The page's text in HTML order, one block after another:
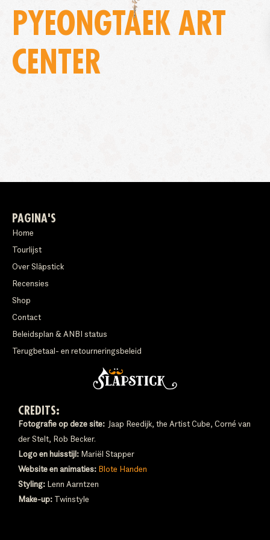
PYEONGTAEK ART
CENTER
PAGINA'S
Home
Tourlijst
Over Släpstick
Recensies
Shop
Contact
Beleidsplan & ANBI status
Terugbetaal- en retourneringsbeleid
CREDITS:
Fotografie op deze site: Jaap Reedijk, the Artist Cube, Corné van
der Stelt, Rob Becker.
Logo en huisstijl: Mariël Stapper
Website en animaties: Blote Handen
Styling: Lenn Aarntzen
Make-up: Twinstyle